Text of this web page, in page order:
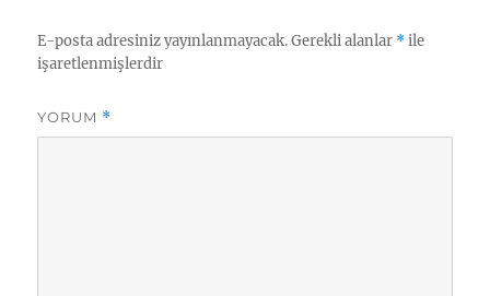
E-posta adresiniz yayınlanmayacak. Gerekli alanlar *ile
işaretlenmişlerdir
YORUM *